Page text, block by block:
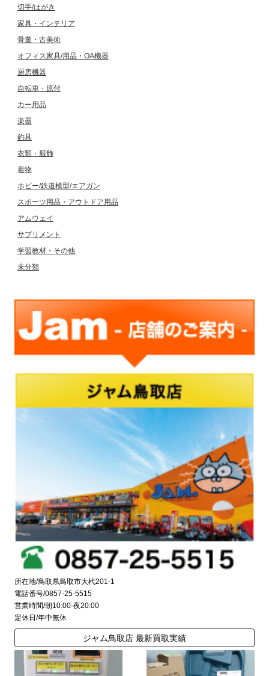
切手/はがき
家具・インテリア
骨董・古美術
オフィス家具/用品・OA機器
厨房機器
自転車・原付
カー用品
楽器
釣具
衣類・服飾
着物
ホビー/鉄道模型/エアガン
スポーツ用品・アウトドア用品
アムウェイ
サプリメント
学習教材・その他
未分類
所在地/鳥取県鳥取市大杙201-1
電話番号/0857-25-5515
営業時間/朝10:00-夜20:00
定休日/年中無休
ジャム鳥取店 最新買取実績